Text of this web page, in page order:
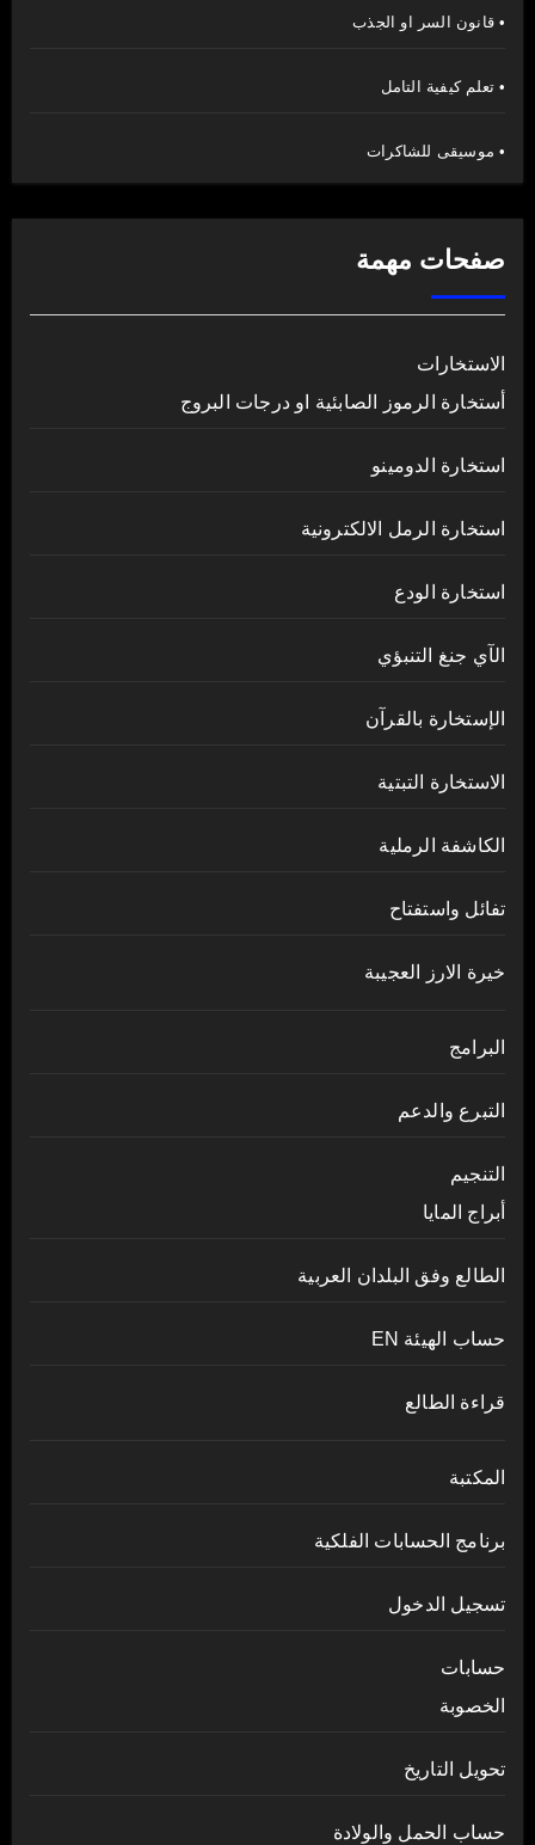
• قانون السر او الجذب
• تعلم كيفية التامل
• موسيقى للشاكرات
صفحات مهمة
الاستخارات
أستخارة الرموز الصابئية او درجات البروج
استخارة الدومينو
استخارة الرمل الالكترونية
استخارة الودع
الآي جنغ التنبؤي
الإستخارة بالقرآن
الاستخارة التبتية
الكاشفة الرملية
تفائل واستفتاح
خيرة الارز العجيبة
البرامج
التبرع والدعم
التنجيم
أبراج المايا
الطالع وفق البلدان العربية
حساب الهيئة EN
قراءة الطالع
المكتبة
برنامج الحسابات الفلكية
تسجيل الدخول
حسابات
الخصوبة
تحويل التاريخ
حساب الحمل والولادة